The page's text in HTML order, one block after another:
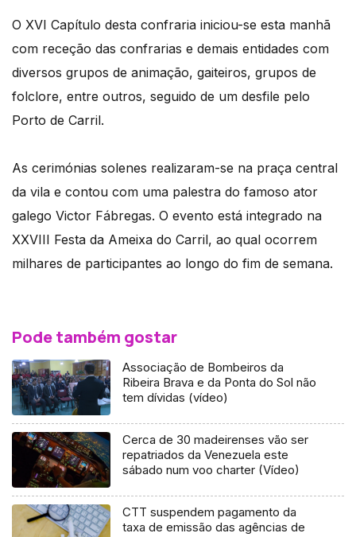
O XVI Capítulo desta confraria iniciou-se esta manhã
com receção das confrarias e demais entidades com
diversos grupos de animação, gaiteiros, grupos de
folclore, entre outros, seguido de um desfile pelo
Porto de Carril.
As cerimónias solenes realizaram-se na praça central
da vila e contou com uma palestra do famoso ator
galego Victor Fábregas. O evento está integrado na
XXVIII Festa da Ameixa do Carril, ao qual ocorrem
milhares de participantes ao longo do fim de semana.
Pode também gostar
Associação de Bombeiros da
Ribeira Brava e da Ponta do Sol não
tem dívidas (vídeo)
Cerca de 30 madeirenses vão ser
repatriados da Venezuela este
sábado num voo charter (Vídeo)
CTT suspendem pagamento da
taxa de emissão das agências de